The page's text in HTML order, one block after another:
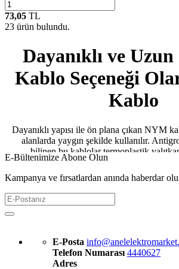
73,05 TL
23 ürün bulundu.
Dayanıklı ve
Kablo Seçeneği
Kablo
Dayanıklı yapısı ile ön plana çıkan NYM
alanlarda yaygın şekilde kullanılır.
bilinen bu kablolar termoplastik
kablolarıdır. Sabit elektrik tesisatı
edilen bir kablo türüdür. Patlama ve
bulunduğu yerlerde güvenilir kablo çeşidi
mekan elektrik tesisatları sistemlerinde
NYM kablo seçenekleri, çok katmanlı
yaratır. Düşük voltaj uygulamaları için
özellikleriyle pratik kullanım
Antigron kablo sıva altı ve sıva üstü
E-Bültenimize Abone Olun
Kampanya ve fırsatlardan anında haberdar
E-Posta
Telefon Numarası 4440627
Adres